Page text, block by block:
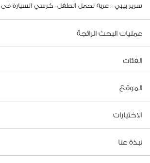
سرير بيبي - عربة لحمل الطفل- كرسي السيارة
عمليات البحث الرائجة
الفئات
الموقع
الاختيارات
نبذة عنا